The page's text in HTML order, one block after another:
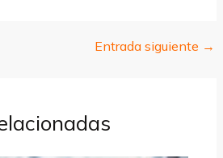
Entrada siguiente →